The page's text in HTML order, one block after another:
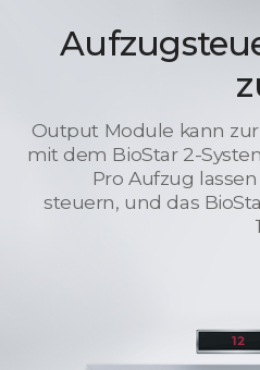
Output Module kann
mit dem BioStar 2-
Pro Aufzug
steuern, und das